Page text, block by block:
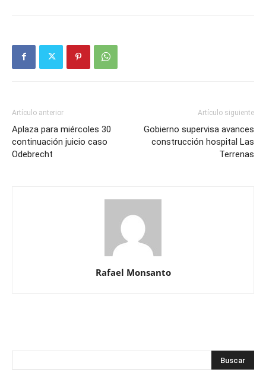
Artículo anterior
Aplaza para miércoles 30
continuación juicio caso
Odebrecht
Artículo siguiente
Gobierno supervisa avances
construcción hospital Las
Terrenas
Rafael Monsanto